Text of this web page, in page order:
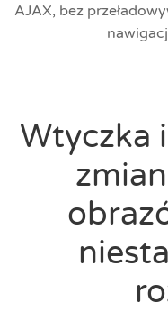
AJAX, bez
Wtyczka